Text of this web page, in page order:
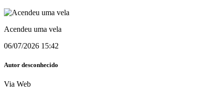
Acendeu uma vela
06/07/2026 15:42
Autor desconhecido
Via Web